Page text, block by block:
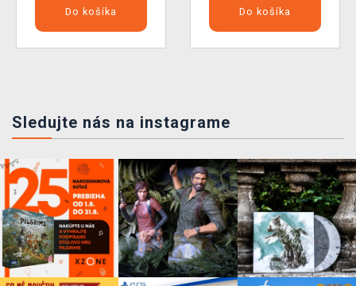
Do košíka Do košíka
Sledujte nás na instagrame